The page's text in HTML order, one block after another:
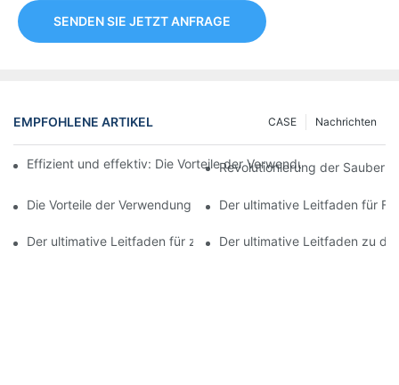
SENDEN SIE JETZT ANFRAGE
EMPFOHLENE ARTIKEL Nachrichten
CASE
Effizient und effektiv: Die Vorteile der Verwendung einer
Revolutionierung der
Die Vorteile der Verwendung einer vollautomatischen
Der ultimative Leitfaden für
Der ultimative Leitfaden für zusammenklappbare
Der ultimative Leitfaden zu